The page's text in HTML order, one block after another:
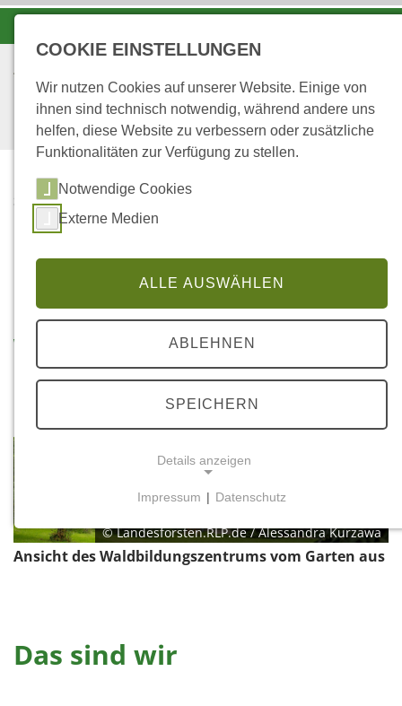
STARTSEITE
...
WALDBILDUNGSZENTR
Herzlich Willkommen im
Waldbildungszentrum
Rheinland-Pfalz
© Landesforsten.RLP.de / Alessandra Kurzawa
Ansicht des Waldbildungszentrums vom Garten aus
Das sind wir
COOKIE EINSTELLUNGEN
Wir nutzen Cookies auf unserer Website. Einige von
ihnen sind technisch notwendig, während andere uns
helfen, diese Website zu verbessern oder zusätzliche
Funktionalitäten zur Verfügung zu stellen.
Notwendige Cookies
Externe Medien
ALLE AUSWÄHLEN
ABLEHNEN
SPEICHERN
Details anzeigen
Notwendige Cookies ermöglichen grundlegende
Funktionen und sind für die einwandfreie Funktion
Name:
Impressum | Datenschutz